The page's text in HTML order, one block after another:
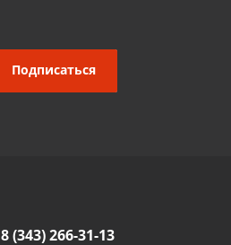
8 (343) 266-31-13